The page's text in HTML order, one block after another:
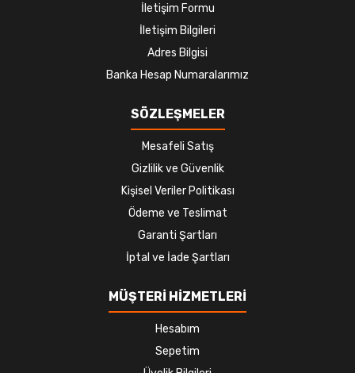
İletişim Formu
İletişim Bilgileri
Adres Bilgisi
Banka Hesap Numaralarımız
SÖZLEŞMELER
Mesafeli Satış
Gizlilik ve Güvenlik
Kişisel Veriler Politikası
Ödeme ve Teslimat
Garanti Şartları
İptal ve İade Şartları
MÜŞTERİ HİZMETLERİ
Hesabım
Sepetim